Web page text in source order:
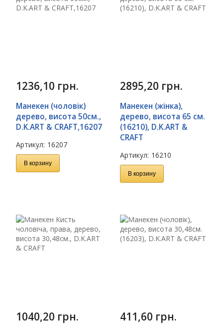
1236,10 грн.
Манекен (чоловік)
дерево, висота 50см.,
D.K.ART & CRAFT,16207
Артикул: 16207
В корзину
2895,20 грн.
Манекен (жінка),
дерево, висота 65 см.
(16210), D.K.ART &
CRAFT
Артикул: 16210
В корзину
1040,20 грн. 411,60 грн.